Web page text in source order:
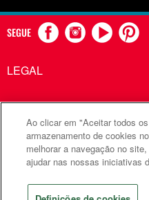
SEGUE
LEGAL
Comunicações Metodistas
©2026 Comunicações
Ao clicar em "Aceitar todos
armazenamento de cookies
melhorar a navegação no
ajudar nas nossas iniciativas